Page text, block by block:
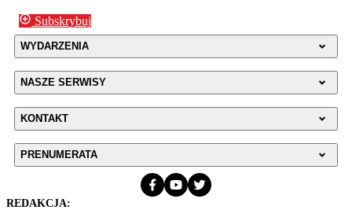
Subskrybuj
WYDARZENIA
NASZE SERWISY
KONTAKT
PRENUMERATA
REDAKCJA: